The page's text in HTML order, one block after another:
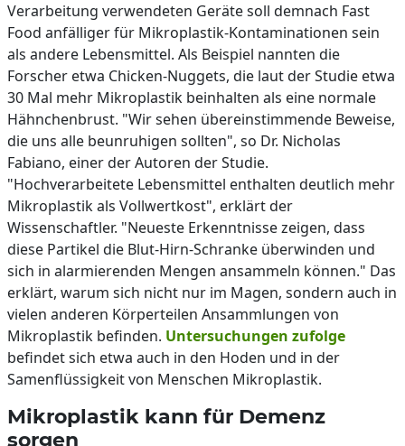
Verarbeitung verwendeten Geräte soll demnach Fast
Food anfälliger für Mikroplastik-Kontaminationen sein
als andere Lebensmittel. Als Beispiel nannten die
Forscher etwa Chicken-Nuggets, die laut der Studie etwa
30 Mal mehr Mikroplastik beinhalten als eine normale
Hähnchenbrust. "Wir sehen übereinstimmende Beweise,
die uns alle beunruhigen sollten", so Dr. Nicholas
Fabiano, einer der Autoren der Studie.
"Hochverarbeitete Lebensmittel enthalten deutlich mehr
Mikroplastik als Vollwertkost", erklärt der
Wissenschaftler. "Neueste Erkenntnisse zeigen, dass
diese Partikel die Blut-Hirn-Schranke überwinden und
sich in alarmierenden Mengen ansammeln können." Das
erklärt, warum sich nicht nur im Magen, sondern auch in
vielen anderen Körperteilen Ansammlungen von
Mikroplastik befinden. Untersuchungen zufolge
befindet sich etwa auch in den Hoden und in der
Samenflüssigkeit von Menschen Mikroplastik.
Mikroplastik kann für Demenz
sorgen